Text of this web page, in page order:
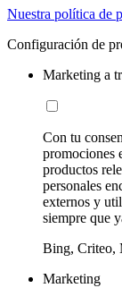
Nuestra política de
Configuración de
Marketing a
Con tu
promociones
productos
personales
externos y
siempre que
Bing, Criteo,
Marketing